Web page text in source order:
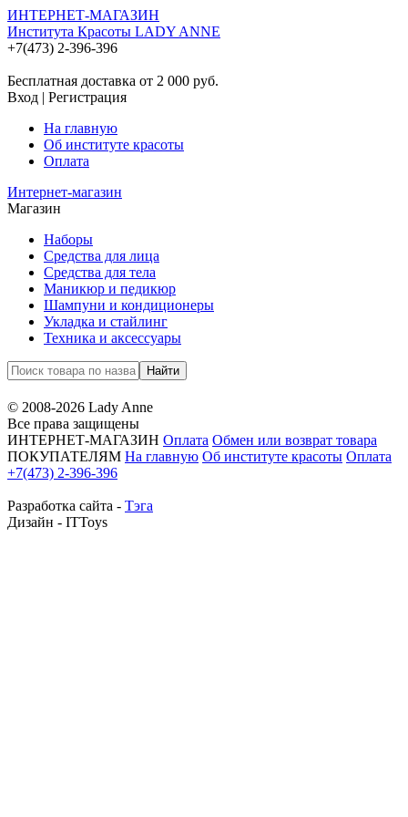
ИНТЕРНЕТ-МАГАЗИН
Института Красоты LADY ANNE
+7(473) 2-396-396
Бесплатная доставка от 2 000 руб.
Вход | Регистрация
На главную
Об институте красоты
Оплата
Интернет-магазин
Магазин
Наборы
Средства для лица
Средства для тела
Маникюр и педикюр
Шампуни и кондиционеры
Укладка и стайлинг
Техника и аксессуары
© 2008-2026 Lady Anne
Все права защищены
ИНТЕРНЕТ-МАГАЗИН Оплата Обмен или возврат товара
ПОКУПАТЕЛЯМ На главную Об институте красоты Оплата
+7(473) 2-396-396
Разработка сайта - Тэга
Дизайн - ITToys